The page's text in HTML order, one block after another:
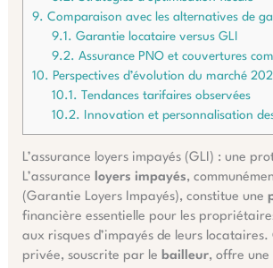
9. Comparaison avec les alternatives de
9.1. Garantie locataire versus GLI
9.2. Assurance PNO et couvertures
10. Perspectives d’évolution du marché
10.1. Tendances tarifaires observées
10.2.
Innovation et personnalisation
L’assurance loyers impayés (GLI) : une
L’assurance loyers impayés,
(Garantie Loyers Impayés), constitue une
financière essentielle pour les
aux risques d’impayés de leurs locataires.
privée, souscrite par le bailleur, offre une